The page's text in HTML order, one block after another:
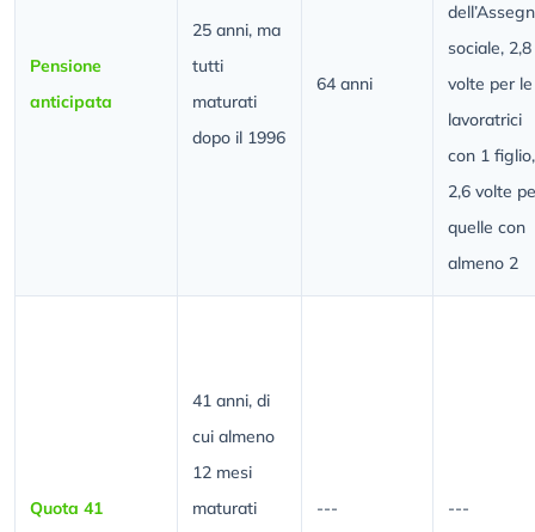
Pensione
anticipata
25 anni, ma
tutti
maturati
dopo il 1996
64 anni
sociale, 2,8
volte per le
lavoratrici
con 1 figlio,
2,6 volte
quelle con
almeno 2
Quota 41
41 anni, di
cui almeno
12 mesi
maturati
--- ---